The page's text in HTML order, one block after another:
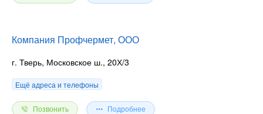
Компания Профчермет, ООО
г. Тверь, Московское ш., 20Х/3
Ещё адреса и телефоны
Позвонить Подробнее